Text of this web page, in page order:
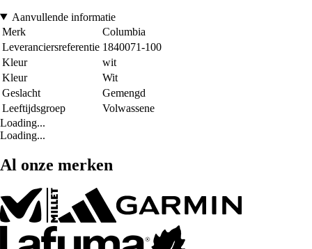
Aanvullende informatie
Merk
Columbia
Leveranciersreferentie 1840071-100
Kleur
wit
Kleur
Wit
Geslacht
Gemengd
Leeftijdsgroep
Volwassene
Loading...
Loading...
Al onze merken